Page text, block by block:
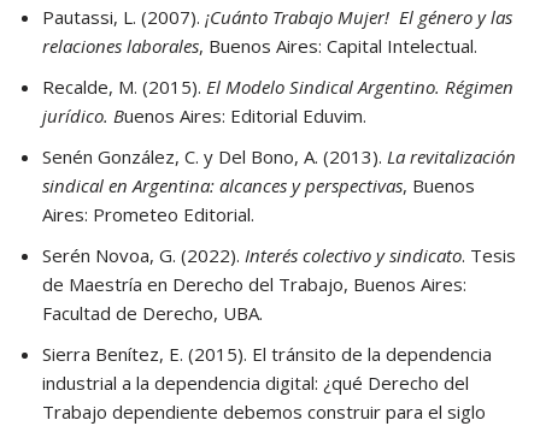
Pautassi, L. (2007). ¡Cuánto Trabajo Mujer! El género y las
relaciones laborales, Buenos Aires: Capital Intelectual.
Recalde, M. (2015). El Modelo Sindical Argentino. Régimen
jurídico. Buenos Aires: Editorial Eduvim.
Senén González, C. y Del Bono, A. (2013). La revitalización
sindical en Argentina: alcances y perspectivas, Buenos
Aires: Prometeo Editorial.
Serén Novoa, G. (2022). Interés colectivo y sindicato. Tesis
de Maestría en Derecho del Trabajo, Buenos Aires:
Facultad de Derecho, UBA.
Sierra Benítez, E. (2015). El tránsito de la dependencia
industrial a la dependencia digital: ¿qué Derecho del
Trabajo dependiente debemos construir para el siglo